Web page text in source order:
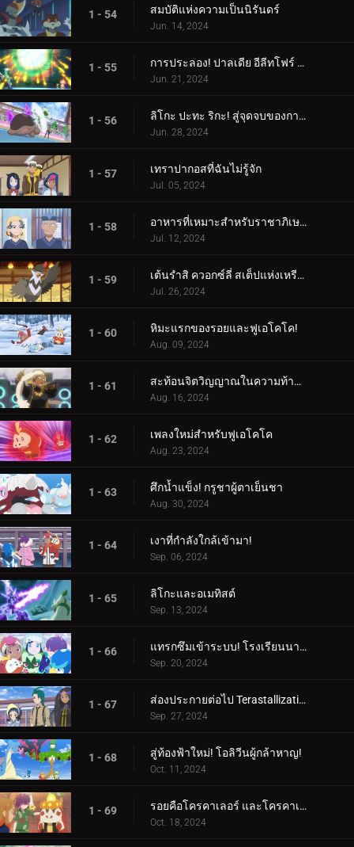
1 - 54 สมบัติแห่งความเป็นนิรันดร์
Jun. 14, 2024
1 - 55 การประลอง! ปาลเดีย อีลีทโฟร์ (1)
Jun. 21, 2024
1 - 56 ลิโกะ ปะทะ ริกะ! สู่จุดจบของการต่อสู้ (2)
Jun. 28, 2024
1 - 57 เทราปากอสที่ฉันไม่รู้จัก
Jul. 05, 2024
1 - 58 อาหารที่เหมาะสำหรับราชาภิเษก!
Jul. 12, 2024
1 - 59 เต้นรำสิ ควอกซ์ลี่ สเต็ปแห่งเหรียญสีน้ำเงิน!
Jul. 26, 2024
1 - 60 หิมะแรกของรอยและฟูเอโคโค!
Aug. 09, 2024
1 - 61 สะท้อนจิตวิญญาณในความท้าทายแห่งการสัมผัส!
Aug. 16, 2024
1 - 62 เพลงใหม่สำหรับฟูเอโคโค
Aug. 23, 2024
1 - 63 ศึกน้ำแข็ง! กรูชาผู้ตาเย็นชา
Aug. 30, 2024
1 - 64 เงาที่กำลังใกล้เข้ามา!
Sep. 06, 2024
1 - 65 ลิโกะและอเมทิสต์
Sep. 13, 2024
1 - 66 แทรกซึมเข้าระบบ! โรงเรียนนารันจาอยู่ในอันตราย!
Sep. 20, 2024
1 - 67 ส่องประกายต่อไป Terastallization! ลิโก้ ปะทะ รอย!
Sep. 27, 2024
1 - 68 สู่ท้องฟ้าใหม่! โอลิวีนผู้กล้าหาญ!
Oct. 11, 2024
1 - 69 รอยคือโครคาเลอร์ และโครคาเลอร์ก็คือรอย!
Oct. 18, 2024